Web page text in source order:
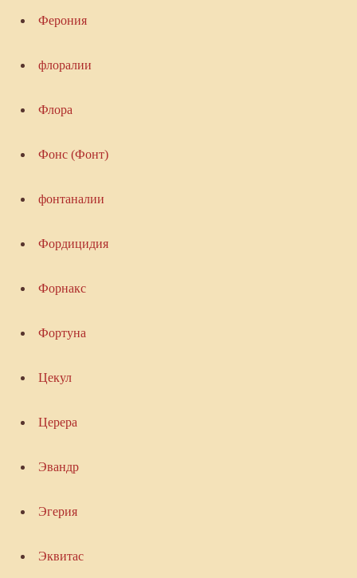
Ферония
флоралии
Флора
Фонс (Фонт)
фонтаналии
Фордицидия
Форнакс
Фортуна
Цекул
Церера
Эвандр
Эгерия
Эквитас